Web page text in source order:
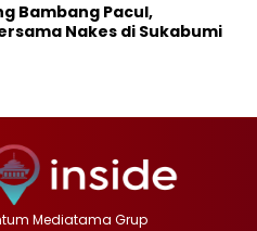
Bambang Pacul,
Nakes di Sukabumi
Mediatama Grup